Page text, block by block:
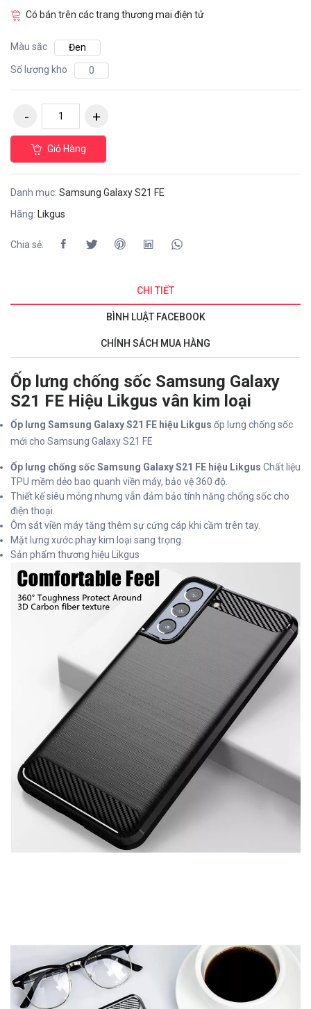
Có bán trên các trang thương mai điện tử
Màu sắc
Đen
Số lượng kho
0
Giỏ Hàng
Danh mục: Samsung Galaxy S21 FE
Hãng: Likgus
Chia sẻ:
CHI TIẾT
BÌNH LUẬT FACEBOOK
CHÍNH SÁCH MUA HÀNG
Ốp lưng chống sốc Samsung Galaxy
S21 FE Hiệu Likgus vân kim loại
Ốp lưng Samsung Galaxy S21 FE hiệu Likgus ốp lưng chống sốc
mới cho Samsung Galaxy S21 FE
Ốp lưng chống sốc Samsung Galaxy S21 FE hiệu Likgus Chất liệu
TPU mềm dẻo bao quanh viền máy, bảo vệ 360 độ.
Thiết kế siêu mỏng nhưng vẫn đảm bảo tính năng chống sốc cho
điện thoại.
Ôm sát viền máy tăng thêm sự cứng cáp khi cầm trên tay.
Mặt lưng xước phay kim loại sang trọng.
Sản phẩm thương hiệu Likgus